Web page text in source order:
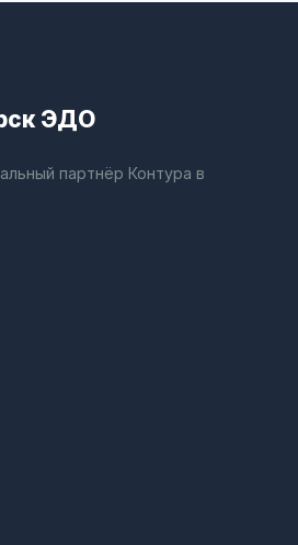
ЭДО
партнёр Контура в